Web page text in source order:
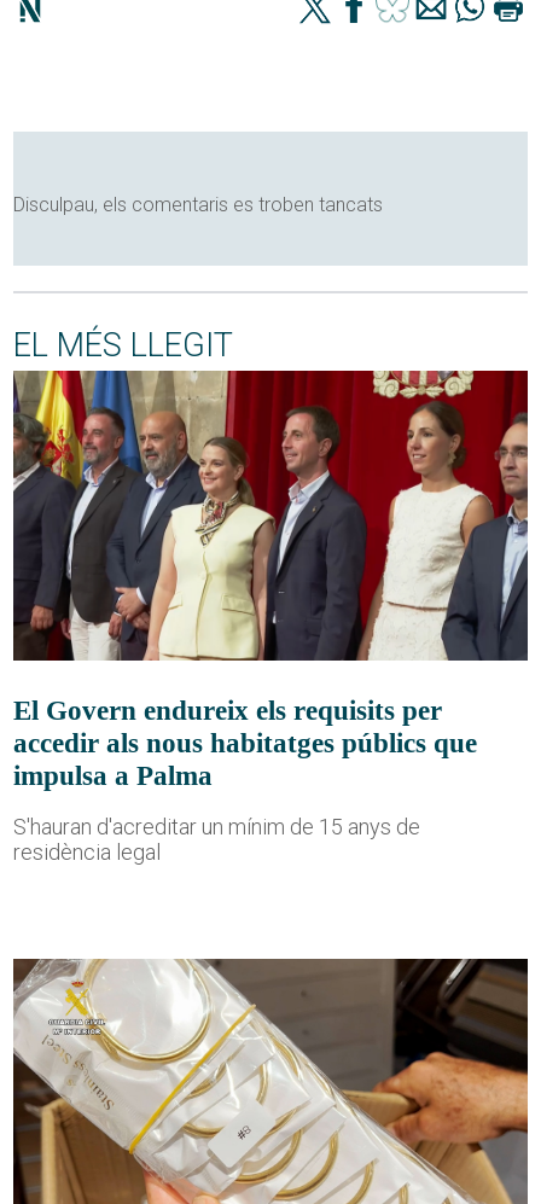
Disculpau, els comentaris es troben tancats
EL MÉS LLEGIT
El Govern endureix els requisits per
accedir als nous habitatges públics que
impulsa a Palma
S'hauran d'acreditar un mínim de 15 anys de
residència legal